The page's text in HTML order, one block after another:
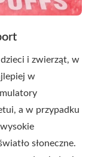
i zwierząt, w
w
a w przypadku
słoneczne.